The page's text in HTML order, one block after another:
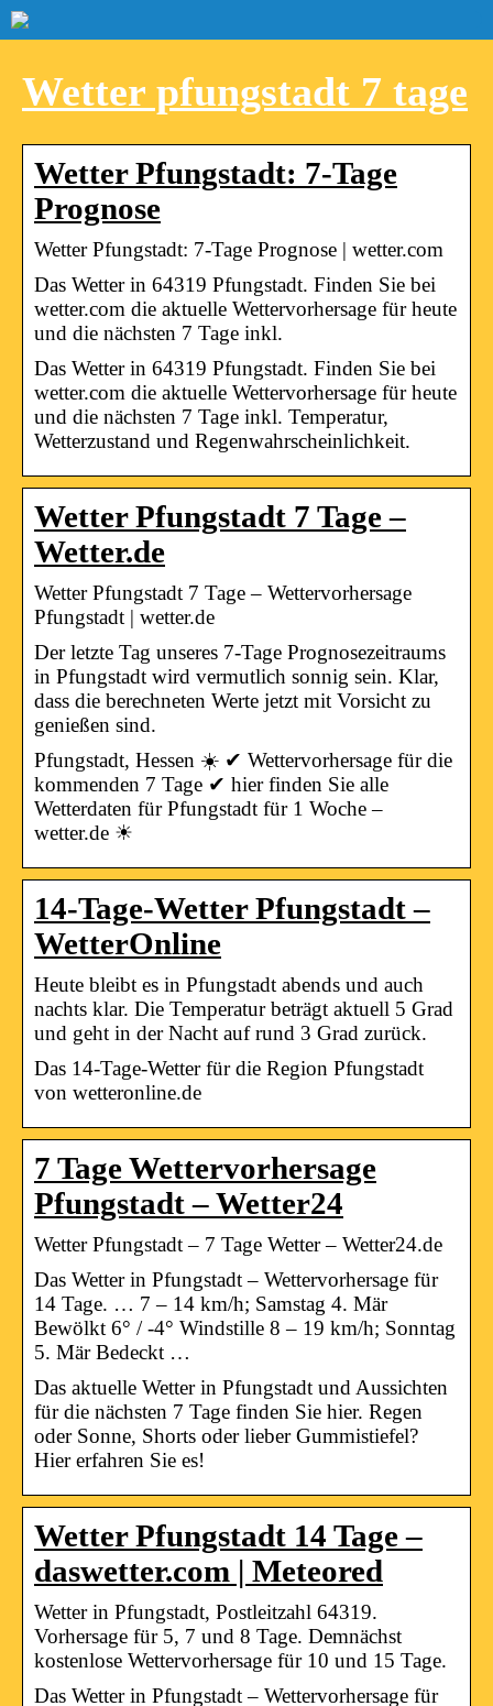
Wetter pfungstadt 7 tage
Wetter Pfungstadt: 7-Tage
Prognose
Wetter Pfungstadt: 7-Tage Prognose | wetter.com
Das Wetter in 64319 Pfungstadt. Finden Sie bei
wetter.com die aktuelle Wettervorhersage für heute
und die nächsten 7 Tage inkl.
Das Wetter in 64319 Pfungstadt. Finden Sie bei
wetter.com die aktuelle Wettervorhersage für heute
und die nächsten 7 Tage inkl. Temperatur,
Wetterzustand und Regenwahrscheinlichkeit.
Wetter Pfungstadt 7 Tage –
Wetter.de
Wetter Pfungstadt 7 Tage – Wettervorhersage
Pfungstadt | wetter.de
Der letzte Tag unseres 7-Tage Prognosezeitraums
in Pfungstadt wird vermutlich sonnig sein. Klar,
dass die berechneten Werte jetzt mit Vorsicht zu
genießen sind.
Pfungstadt, Hessen ☀️ ✔ Wettervorhersage für die
kommenden 7 Tage ✔ hier finden Sie alle
Wetterdaten für Pfungstadt für 1 Woche –
wetter.de ☀
14-Tage-Wetter Pfungstadt –
WetterOnline
Heute bleibt es in Pfungstadt abends und auch
nachts klar. Die Temperatur beträgt aktuell 5 Grad
und geht in der Nacht auf rund 3 Grad zurück.
Das 14-Tage-Wetter für die Region Pfungstadt
von wetteronline.de
7 Tage Wettervorhersage
Pfungstadt – Wetter24
Wetter Pfungstadt – 7 Tage Wetter – Wetter24.de
Das Wetter in Pfungstadt – Wettervorhersage für
14 Tage. … 7 – 14 km/h; Samstag 4. Mär
Bewölkt 6° / -4° Windstille 8 – 19 km/h; Sonntag
5. Mär Bedeckt …
Das aktuelle Wetter in Pfungstadt und Aussichten
für die nächsten 7 Tage finden Sie hier. Regen
oder Sonne, Shorts oder lieber Gummistiefel?
Hier erfahren Sie es!
Wetter Pfungstadt 14 Tage –
daswetter.com | Meteored
Wetter in Pfungstadt, Postleitzahl 64319.
Vorhersage für 5, 7 und 8 Tage. Demnächst
kostenlose Wettervorhersage für 10 und 15 Tage.
Das Wetter in Pfungstadt – Wettervorhersage für